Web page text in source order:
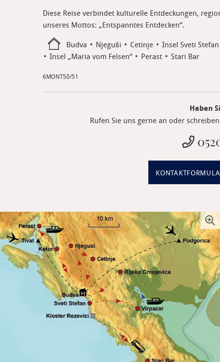
Diese Reise verbindet kulturelle Entdeckungen,
unseres Mottos: „Entspanntes Entdecken“.
Budva
Njeguši Cetinje
Insel Sveti Stefan
Insel „Maria vom Felsen“
Perast Stari Bar
6MONT50/51
Haben
Rufen Sie uns gerne an oder